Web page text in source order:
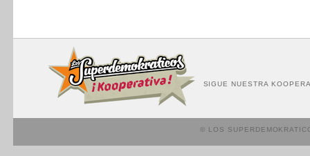
SIGUE NUESTRA
© LOS